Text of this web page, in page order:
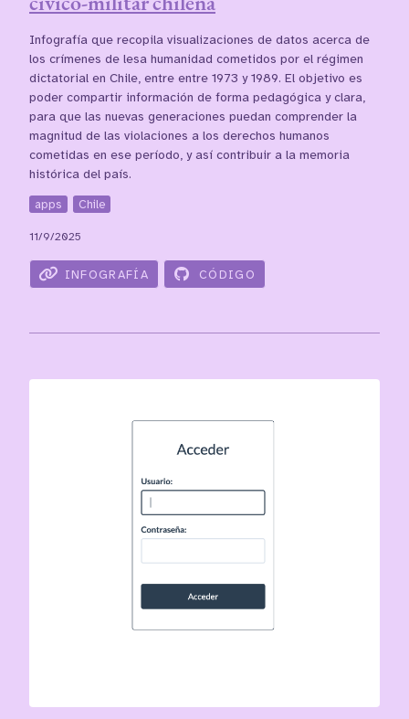
Infografía que recopila visualizaciones de datos acerca de
los crímenes de lesa humanidad cometidos por el régimen
dictatorial en Chile, entre entre 1973 y 1989. El objetivo es
poder compartir información de forma pedagógica y clara,
para que las nuevas generaciones puedan comprender la
magnitud de las violaciones a los derechos humanos
cometidas en ese período, y así contribuir a la memoria
histórica del país.
apps Chile
11/9/2025
INFOGRAFÍA CÓDIGO